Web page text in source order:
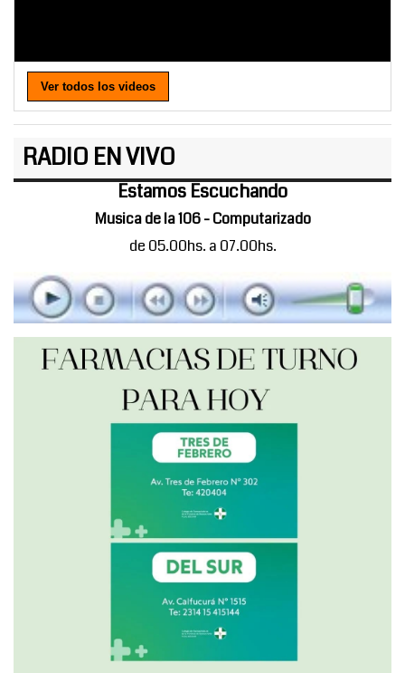
Ver todos los videos
RADIO EN VIVO
Estamos Escuchando
Musica de la 106 - Computarizado
de 05.00hs. a 07.00hs.